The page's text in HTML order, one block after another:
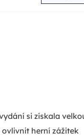
si získala
herní zážitek